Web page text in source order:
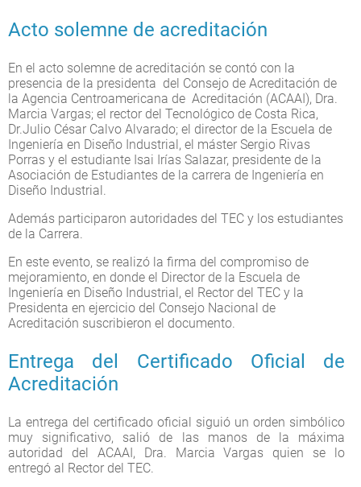
Acto solemne de acreditación
En el acto solemne de acreditación se contó con la
presencia de la presidenta del Consejo de Acreditación de
la Agencia Centroamericana de Acreditación (ACAAI), Dra.
Marcia Vargas; el rector del Tecnológico de Costa Rica,
Dr.Julio César Calvo Alvarado; el director de la Escuela de
Ingeniería en Diseño Industrial, el máster Sergio Rivas
Porras y el estudiante Isai Irías Salazar, presidente de la
Asociación de Estudiantes de la carrera de Ingeniería en
Diseño Industrial.
Además participaron autoridades del TEC y los estudiantes
de la Carrera.
En este evento, se realizó la firma del compromiso de
mejoramiento, en donde el Director de la Escuela de
Ingeniería en Diseño Industrial, el Rector del TEC y la
Presidenta en ejercicio del Consejo Nacional de
Acreditación suscribieron el documento.
Entrega del Certificado Oficial de
Acreditación
La entrega del certificado oficial siguió un orden simbólico
muy significativo, salió de las manos de la máxima
autoridad del ACAAI, Dra. Marcia Vargas quien se lo
entregó al Rector del TEC.